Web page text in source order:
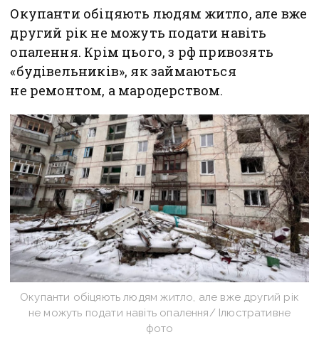
Окупанти обіцяють людям житло, але вже
другий рік не можуть подати навіть
опалення. Крім цього, з рф привозять
«будівельників», як займаються
не ремонтом, а мародерством.
Окупанти обіцяють людям житло, але вже другий рік
не можуть подати навіть опалення/ Ілюстративне
фото